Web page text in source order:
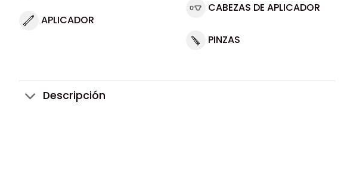
APLICADOR
CABEZAS DE APLICADOR
PINZAS
Descripción